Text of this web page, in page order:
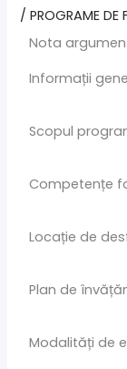
/PROGRAME DE
Nota
Informații
Scopul
Competențe
Locație de
Plan de
Modalități de